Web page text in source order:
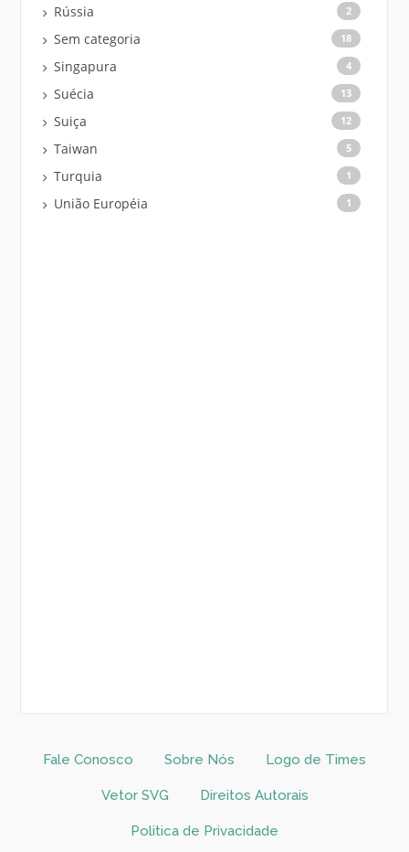
Rússia 2
Sem categoria 18
Singapura 4
Suécia 13
Suiça 12
Taiwan 5
Turquia 1
União Européia 1
Fale Conosco Sobre Nós Logo de Times
Vetor SVG Direitos Autorais
Politica de Privacidade